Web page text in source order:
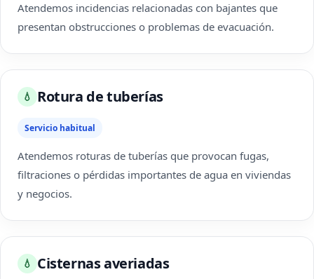
Atendemos incidencias relacionadas con bajantes que
presentan obstrucciones o problemas de evacuación.
💧 Rotura de tuberías
Servicio habitual
Atendemos roturas de tuberías que provocan fugas,
filtraciones o pérdidas importantes de agua en viviendas
y negocios.
💧 Cisternas averiadas